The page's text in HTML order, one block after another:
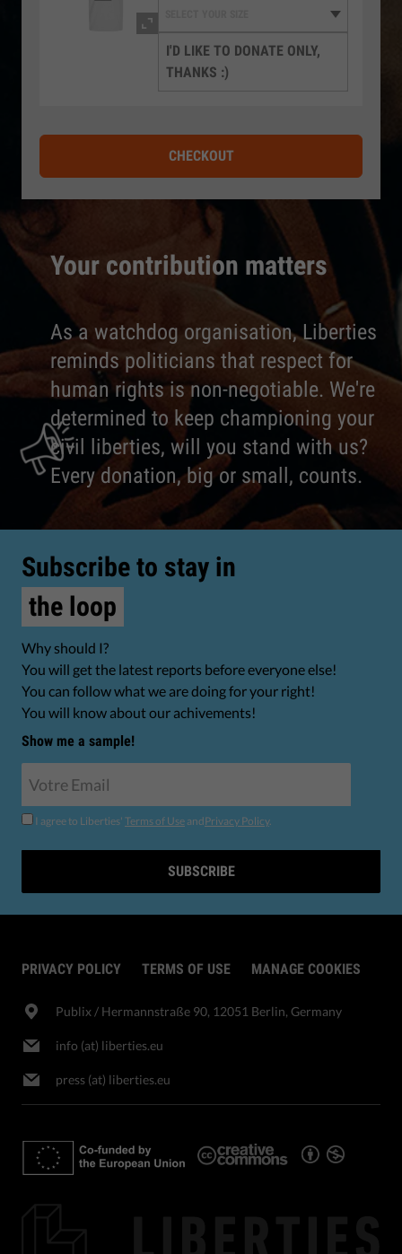
Your contribution matters
As a watchdog organisation, Liberties
reminds politicians that respect for
human rights is non-negotiable. We're
determined to keep championing your
civil liberties, will you stand with us?
Every donation, big or small, counts.
I'D LIKE TO DONATE ONLY,
THANKS :)
CHECKOUT
Subscribe to stay in
the loop
Why should I?
You will get the latest reports before everyone else!
You can follow what we are doing for your right!
You will know about our achivements!
Show me a sample!
I agree to Liberties' Terms of Use andPrivacy Policy.
SUBSCRIBE
PRIVACY POLICY TERMS OF USE MANAGE COOKIES
Publix​ / Hermannstraße 90, 12051 Berlin, Germany
info (at) liberties.eu
press (at) liberties.eu